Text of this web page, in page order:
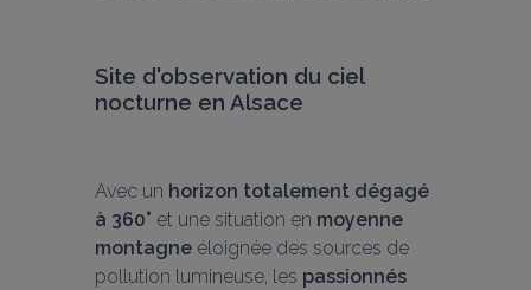
Site d'observation du ciel
nocturne en Alsace
Avec un horizon totalement dégagé
à 360° et une situation en moyenne
montagne éloignée des sources de
pollution lumineuse, les passionnés